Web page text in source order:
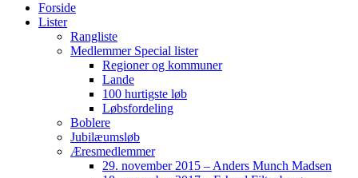
Forside
Lister
Rangliste
Medlemmer Special lister
Regioner og kommuner
Lande
100 hurtigste løb
Løbsfordeling
Boblere
Jubilæumsløb
Æresmedlemmer
29. november 2015 – Anders Munch Madsen